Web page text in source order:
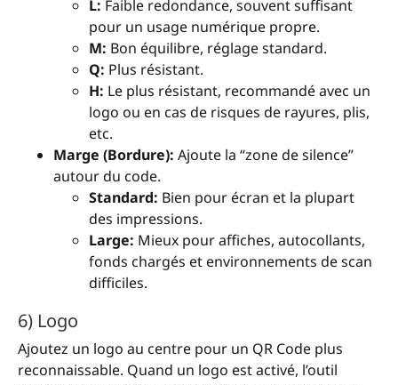
L: Faible redondance, souvent suffisant
pour un usage numérique propre.
M: Bon équilibre, réglage standard.
Q: Plus résistant.
H: Le plus résistant, recommandé avec un
logo ou en cas de risques de rayures, plis,
etc.
Marge (Bordure): Ajoute la “zone de silence”
autour du code.
Standard: Bien pour écran et la plupart
des impressions.
Large: Mieux pour affiches, autocollants,
fonds chargés et environnements de scan
difficiles.
6) Logo
Ajoutez un logo au centre pour un QR Code plus
reconnaissable. Quand un logo est activé, l’outil